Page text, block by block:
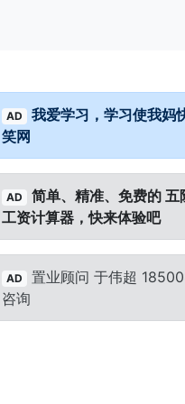
AD
我爱学习，学习使我妈
笑网
AD
简单、精准、免费的 五
工资计算器，快来体验吧
AD
置业顾问 于伟超
咨询